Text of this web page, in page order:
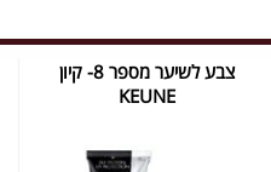
צבע לשיער מספר 8- קיון
KEUNE